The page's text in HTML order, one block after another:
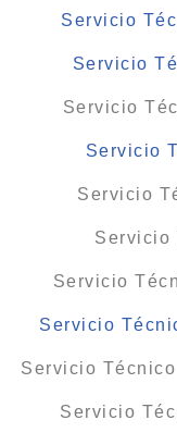
Servicio
Servicio
Servicio
Servicio
Servicio
Servicio
Servicio
Servicio
Servicio
Servicio